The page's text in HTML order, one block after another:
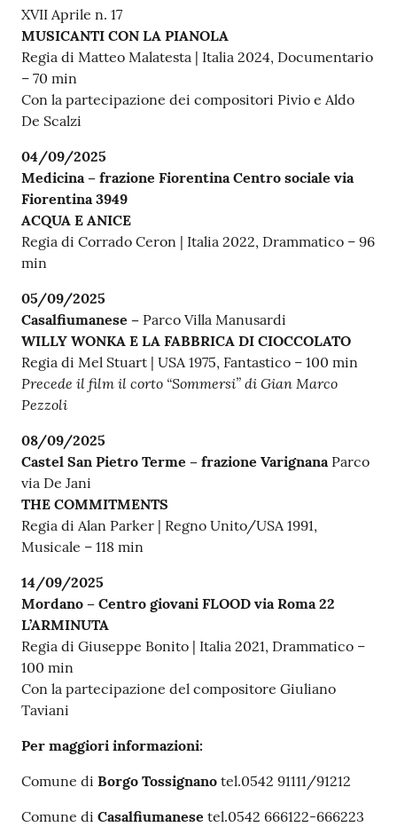
XVII Aprile n. 17
MUSICANTI CON LA PIANOLA
Regia di Matteo Malatesta | Italia 2024, Documentario
– 70 min
Con la partecipazione dei compositori Pivio e Aldo
De Scalzi
04/09/2025
Medicina – frazione Fiorentina Centro sociale via
Fiorentina 3949
ACQUA E ANICE
Regia di Corrado Ceron | Italia 2022, Drammatico – 96
min
05/09/2025
Casalfiumanese – Parco Villa Manusardi
WILLY WONKA E LA FABBRICA DI CIOCCOLATO
Regia di Mel Stuart | USA 1975, Fantastico – 100 min
Precede il film il corto “Sommersi” di Gian Marco
Pezzoli
08/09/2025
Castel San Pietro Terme – frazione Varignana Parco
via De Jani
THE COMMITMENTS
Regia di Alan Parker | Regno Unito/USA 1991,
Musicale – 118 min
14/09/2025
Mordano – Centro giovani FLOOD via Roma 22
L’ARMINUTA
Regia di Giuseppe Bonito | Italia 2021, Drammatico –
100 min
Con la partecipazione del compositore Giuliano
Taviani
Per maggiori informazioni:
Comune di Borgo Tossignano tel.0542 91111/91212
Comune di Casalfiumanese tel.0542 666122-666223